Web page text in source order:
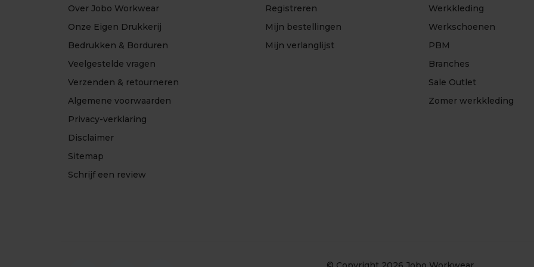
Over Jobo Workwear
Onze Eigen Drukkerij
Bedrukken & Borduren
Veelgestelde vragen
Verzenden & retourneren
Algemene voorwaarden
Privacy-verklaring
Disclaimer
Sitemap
Schrijf een review
Registreren
Mijn bestellingen
Mijn verlanglijst
Werkkleding
Werkschoenen
PBM
Branches
Sale Outlet
Zomer werkkleding